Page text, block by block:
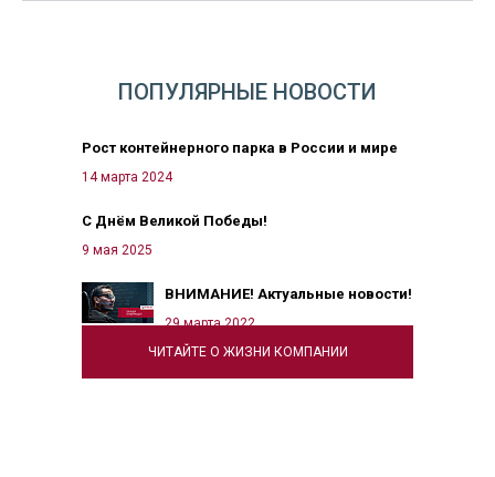
ЧИТАЙТЕ О ЖИЗНИ КОМПАНИИ
ПОПУЛЯРНЫЕ НОВОСТИ
Рост контейнерного парка в России и мире
14 марта 2024
С Днём Великой Победы!
9 мая 2025
ВНИМАНИЕ! Актуальные новости!
29 марта 2022